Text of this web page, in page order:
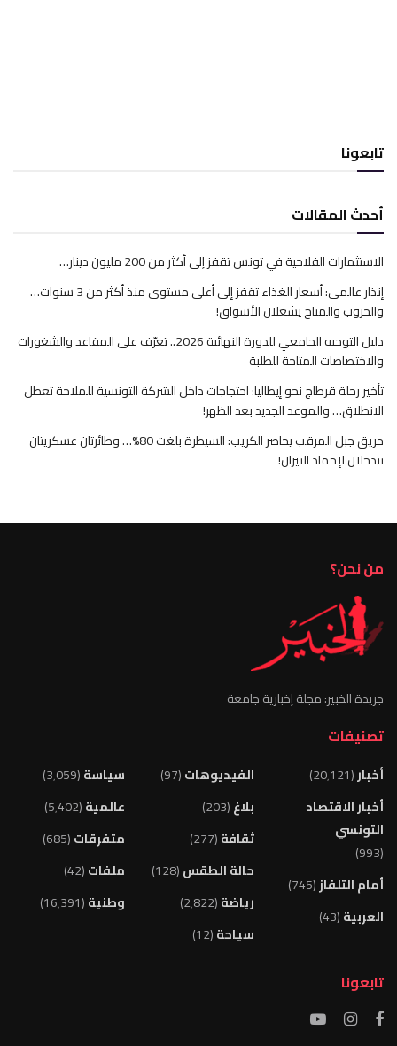
تابعونا
أحدث المقالات
الاستثمارات الفلاحية في تونس تقفز إلى أكثر من 200 مليون دينار…
إنذار عالمي: أسعار الغذاء تقفز إلى أعلى مستوى منذ أكثر من 3 سنوات…
والحروب والمناخ يشعلان الأسواق!
دليل التوجيه الجامعي للدورة النهائية 2026.. تعرّف على المقاعد والشغورات
والاختصاصات المتاحة للطلبة
تأخير رحلة قرطاج نحو إيطاليا: احتجاجات داخل الشركة التونسية للملاحة تعطل
الانطلاق… والموعد الجديد بعد الظهر!
حريق جبل المرقب يحاصر الكريب: السيطرة بلغت 80%… وطائرتان عسكريتان
تتدخلان لإخماد النيران!
من نحن؟
جريدة الخبير: مجلة إخبارية جامعة
تصنيفات
أخبار(20٬121)
أخبار الاقتصاد
التونسي
(993)
أمام التلفاز(745)
العربية(43)
الفيديوهات(97)
بلاغ(203)
ثقافة(277)
حالة الطقس(128)
رياضة(2٬822)
سياحة(12)
سياسة(3٬059)
عالمية(5٬402)
متفرقات(685)
ملفات(42)
وطنية(16٬391)
تابعونا